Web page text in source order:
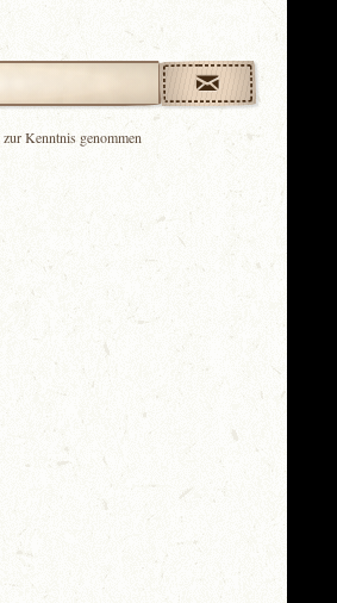
zur Kenntnis genommen